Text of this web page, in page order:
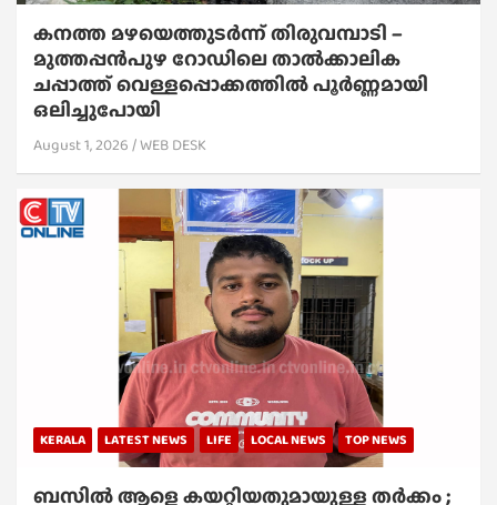
കനത്ത മഴയെത്തുടർന്ന് തിരുവമ്പാടി –
മുത്തപ്പൻപുഴ റോഡിലെ താൽക്കാലിക
ചപ്പാത്ത് വെള്ളപ്പൊക്കത്തിൽ പൂർണ്ണമായി
ഒലിച്ചുപോയി
August 1, 2026 WEB DESK
KERALA LATEST NEWS LIFE LOCAL NEWS TOP NEWS
ബസിൽ ആളെ കയറ്റിയതുമായുള്ള തർക്കം ;